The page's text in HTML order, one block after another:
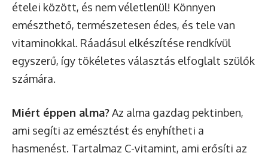
ételei között, és nem véletlenül! Könnyen
emészthető, természetesen édes, és tele van
vitaminokkal. Ráadásul elkészítése rendkívül
egyszerű, így tökéletes választás elfoglalt szülők
számára.
Miért éppen alma?Az alma gazdag pektinben,
ami segíti az emésztést és enyhítheti a
hasmenést. Tartalmaz C-vitamint, ami erősíti az